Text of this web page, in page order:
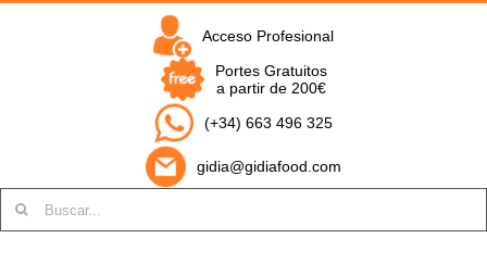
Saltar
Acceso Profesional
Portes Gratuitos
a partir de 200€
(+34) 663 496 325
gidia@gidiafood.com